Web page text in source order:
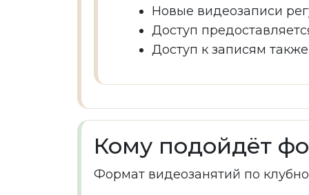
Новые видеозаписи
Доступ
Доступ к записям
Кому подойдёт
Формат видеозанятий по